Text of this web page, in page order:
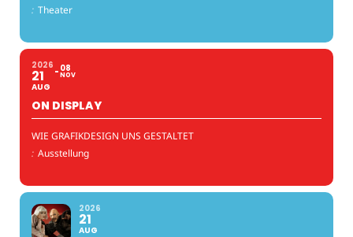
: Theater
2026
21
AUG
08
NOV
ON DISPLAY
WIE GRAFIKDESIGN UNS GESTALTET
: Ausstellung
2026
21
AUG